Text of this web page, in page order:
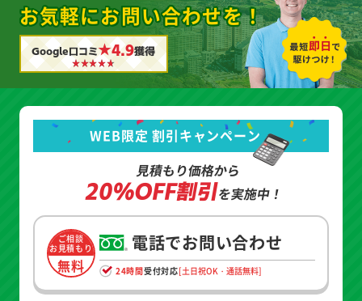
お気軽にお問い合わせを！
Google口コミ★4.9獲得
WEB限定 割引キャンペーン
見積もり価格から
20%OFF割引を実施中！
ご相談
お見積もり
無料
電話でお問い合わせ
24時間受付対応[土日祝OK・通話無料]